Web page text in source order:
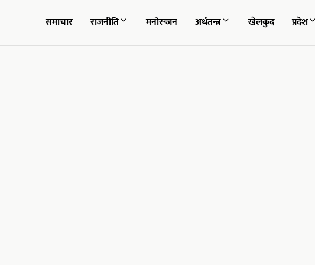
समाचार राजनीति मनोरन्जन अर्थतन्त्र खेलकुद प्रदेश